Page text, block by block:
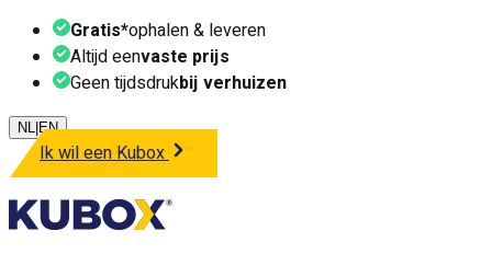
Gratis*ophalen & leveren
Altijd eenvaste prijs
Geen tijdsdrukbij verhuizen
NL EN
Ik wil een Kubox